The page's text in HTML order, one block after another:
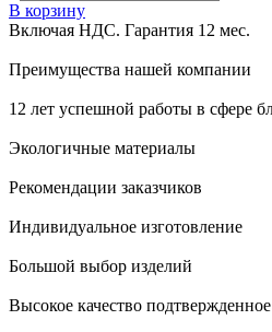
В корзину
Включая НДС. Гарантия 12 мес.
Преимущества нашей компании
12 лет успешной работы в сфере
Экологичные материалы
Рекомендации заказчиков
Индивидуальное изготовление
Большой выбор изделий
Высокое качество